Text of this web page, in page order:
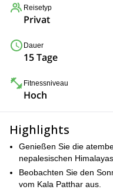
Reisetyp
Privat
Dauer
15 Tage
Fitnessniveau
Hoch
Highlights
Genießen Sie die
nepalesischen
Beobachten Sie den
vom Kala Patthar aus.